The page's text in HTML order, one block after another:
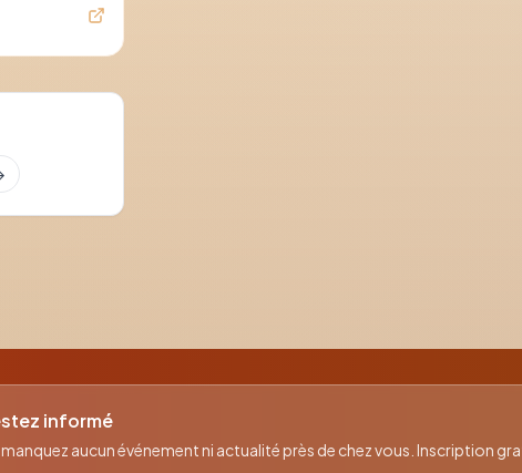
informé
manquez aucun événement ni actualité près de chez vous. Inscription